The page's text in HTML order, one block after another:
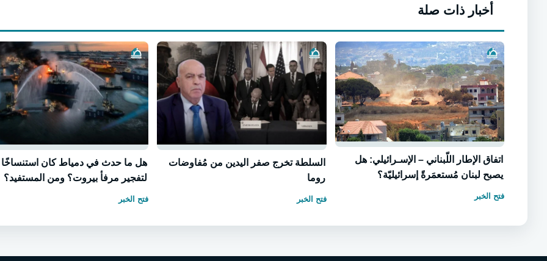
أخبار ذات صلة
اتفاق الإطار اللّبناني – الإسـرائيلي: هل
يصبح لبنان مُستعمَرةً إسرائيليّة؟
فتح الخبر
السلطة تخرج صفر اليدين من مُفاوضات
روما
فتح الخبر
هل ما حدث في دمياط كان استنساخًا
لتفجير مرفأ بيروت؟ ومن المستفيد؟
فتح الخبر